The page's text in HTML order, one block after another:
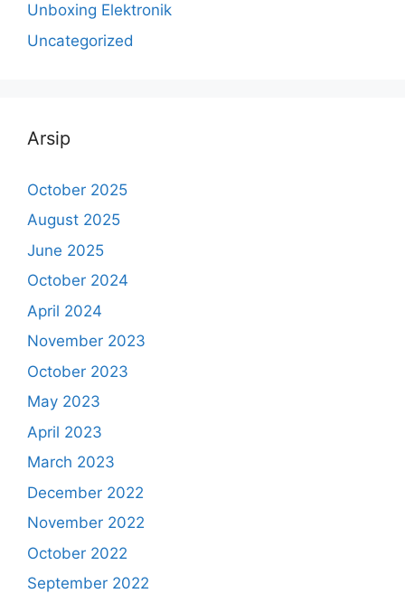
Unboxing Elektronik
Uncategorized
Arsip
October 2025
August 2025
June 2025
October 2024
April 2024
November 2023
October 2023
May 2023
April 2023
March 2023
December 2022
November 2022
October 2022
September 2022